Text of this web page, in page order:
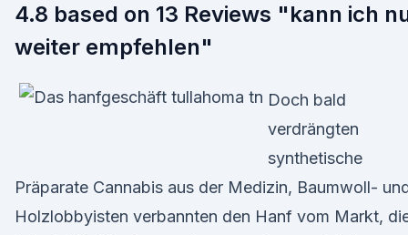
4.8 based on 13 Reviews "kann ich
weiter empfehlen"
Doch bald
verdrängten
synthetische
Präparate Cannabis aus der Medizin, Baumwoll-
Holzlobbyisten verbannten den Hanf vom Markt,